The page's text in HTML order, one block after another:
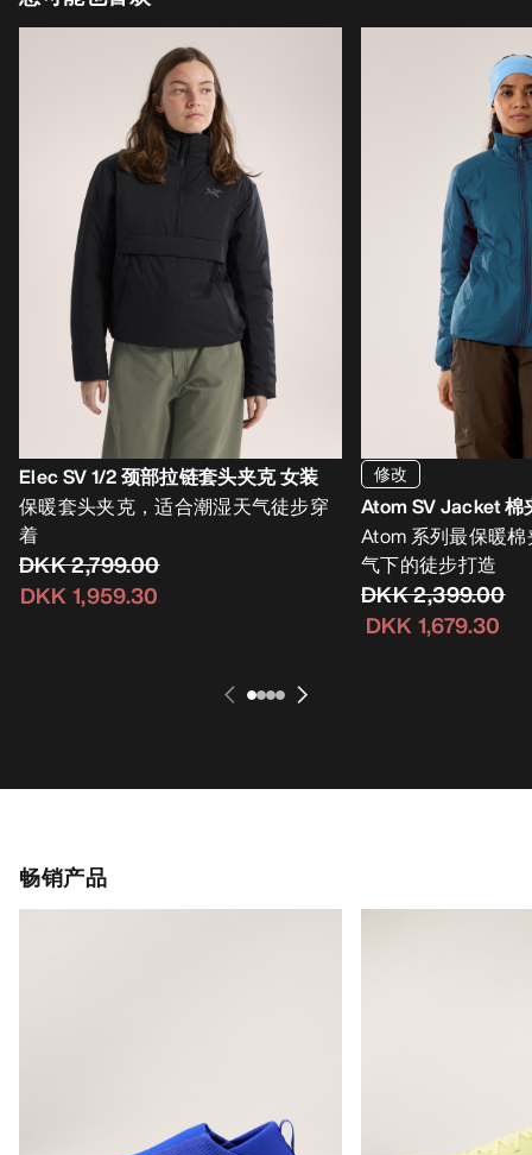
Elec SV 1/2 颈部拉链套头夹克 女装
保暖套头夹克，适合潮湿天气徒步穿
着
DKK 2,799.00
DKK 1,959.30
修改
Atom SV Jacket 棉
Atom 系列最保暖
气下的徒步打造
DKK 2,399.00
DKK 1,679.30
畅销产品